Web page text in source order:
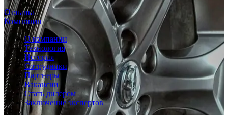
Отзывы
Компания
О компании
Технология
История
Сотрудники
Партнеры
Вакансии
Стать дилером
Заключение экспертов